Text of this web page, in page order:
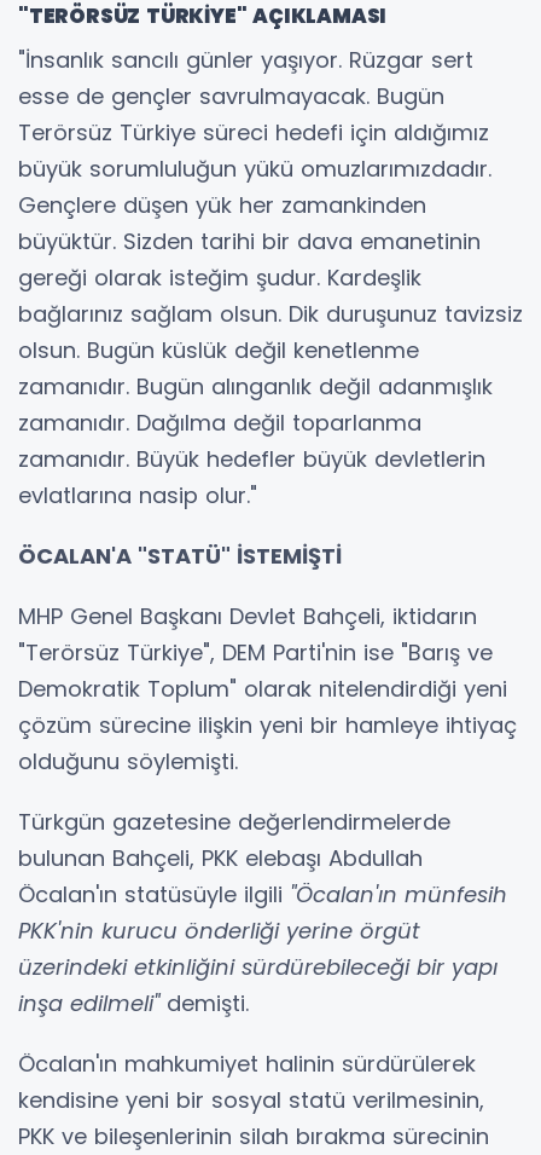
"TERÖRSÜZ TÜRKİYE" AÇIKLAMASI
"İnsanlık sancılı günler yaşıyor. Rüzgar sert
esse de gençler savrulmayacak. Bugün
Terörsüz Türkiye süreci hedefi için aldığımız
büyük sorumluluğun yükü omuzlarımızdadır.
Gençlere düşen yük her zamankinden
büyüktür. Sizden tarihi bir dava emanetinin
gereği olarak isteğim şudur. Kardeşlik
bağlarınız sağlam olsun. Dik duruşunuz tavizsiz
olsun. Bugün küslük değil kenetlenme
zamanıdır. Bugün alınganlık değil adanmışlık
zamanıdır. Dağılma değil toparlanma
zamanıdır. Büyük hedefler büyük devletlerin
evlatlarına nasip olur."
ÖCALAN'A "STATÜ" İSTEMİŞTİ
MHP Genel Başkanı Devlet Bahçeli, iktidarın
"Terörsüz Türkiye", DEM Parti'nin ise "Barış ve
Demokratik Toplum" olarak nitelendirdiği yeni
çözüm sürecine ilişkin yeni bir hamleye ihtiyaç
olduğunu söylemişti.
Türkgün gazetesine değerlendirmelerde
bulunan Bahçeli, PKK elebaşı Abdullah
Öcalan'ın statüsüyle ilgili "Öcalan'ın münfesih
PKK'nin kurucu önderliği yerine örgüt
üzerindeki etkinliğini sürdürebileceği bir yapı
inşa edilmeli"demişti.
Öcalan'ın mahkumiyet halinin sürdürülerek
kendisine yeni bir sosyal statü verilmesinin,
PKK ve bileşenlerinin silah bırakma sürecinin